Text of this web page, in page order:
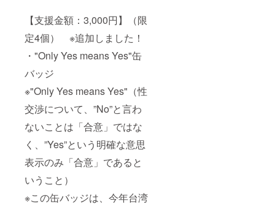
【支援金額：3,000円】（限
定4個） ※追加しました！
・"Only Yes means Yes"缶
バッジ
※"Only Yes means Yes"（性
交渉について、”No”と言わ
ないことは「合意」ではな
く、”Yes”という明確な意思
表示のみ「合意」であると
いうこと）
※この缶バッジは、今年台湾